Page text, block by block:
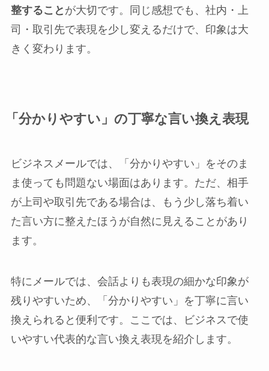
整すること が大切です。同じ感想でも、社内・上
司・取引先で表現を少し変えるだけで、印象は大
きく変わります。
「分かりやすい」の丁寧な言い換え表現
ビジネスメールでは、「分かりやすい」をそのま
ま使っても問題ない場面はあります。ただ、相手
が上司や取引先である場合は、もう少し落ち着い
た言い方に整えたほうが自然に見えることがあり
ます。
特にメールでは、会話よりも表現の細かな印象が
残りやすいため、「分かりやすい」を丁寧に言い
換えられると便利です。ここでは、ビジネスで使
いやすい代表的な言い換え表現を紹介します。